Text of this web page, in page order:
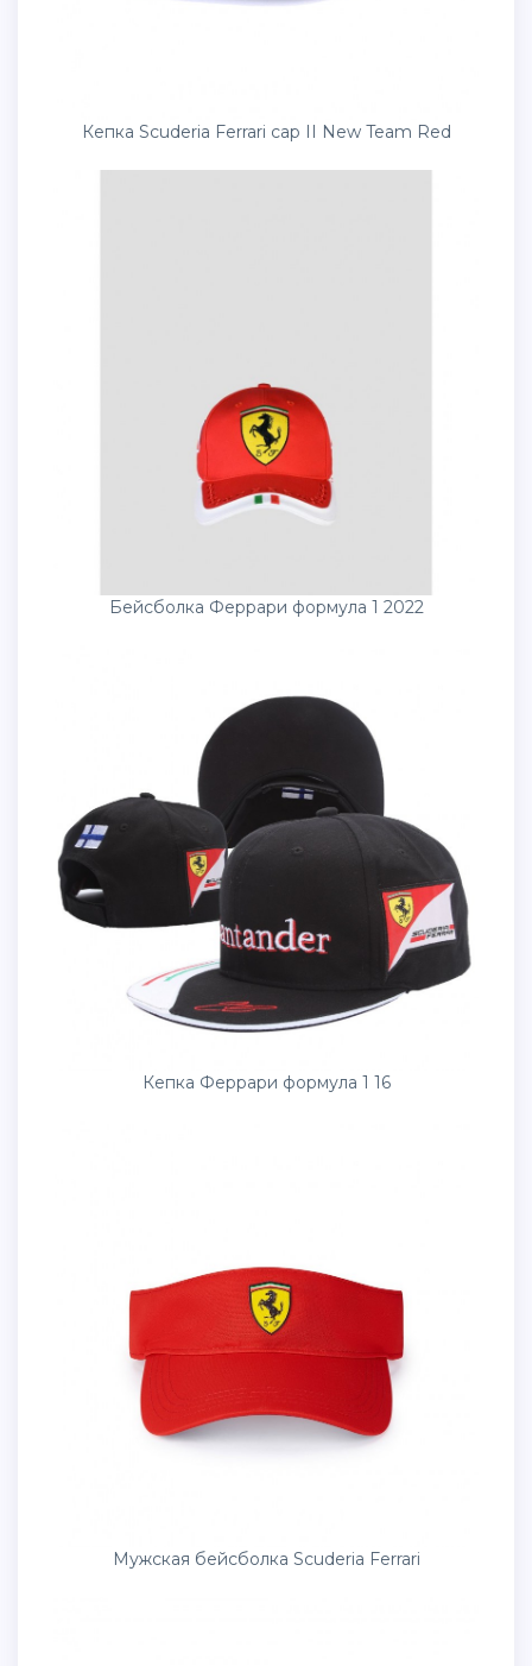
Кепка Scuderia Ferrari cap II New Team Red
Бейсболка Феррари формула 1 2022
Кепка Феррари формула 1 16
Мужская бейсболка Scuderia Ferrari